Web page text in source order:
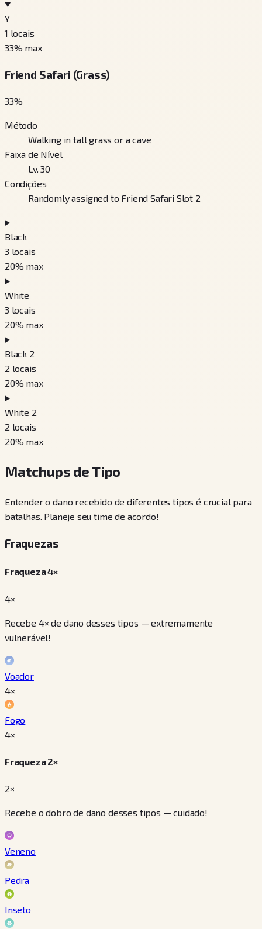
Y
1 locais
33% max
Friend Safari (Grass)
33%
Método
Walking in tall grass or a cave
Faixa de Nível
Lv. 30
Condições
Randomly assigned to Friend Safari Slot 2
Black
3 locais
20% max
White
3 locais
20% max
Black 2
2 locais
20% max
White 2
2 locais
20% max
Matchups de Tipo
Entender o dano recebido de diferentes tipos é crucial para
batalhas. Planeje seu time de acordo!
Fraquezas
Fraqueza 4×
4×
Recebe 4× de dano desses tipos — extremamente
vulnerável!
Voador
4×
Fogo
4×
Fraqueza 2×
2×
Recebe o dobro de dano desses tipos — cuidado!
Veneno
Pedra
Inseto